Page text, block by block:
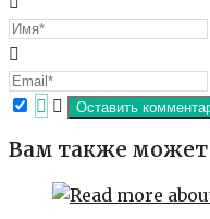
Вам также может